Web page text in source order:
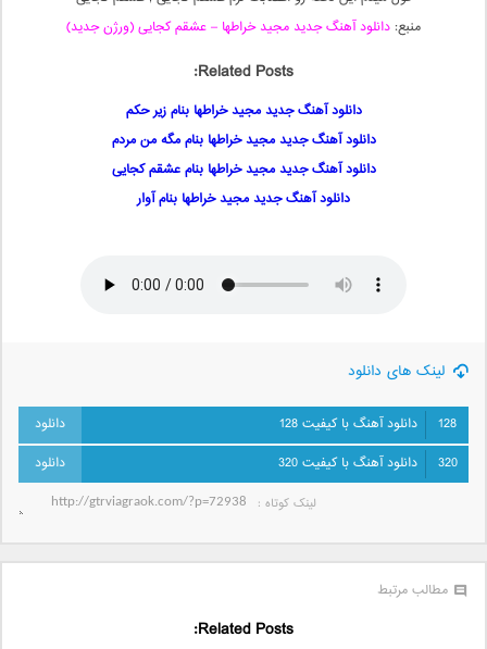
منبع: دانلود آهنگ جدید مجید خراطها – عشقم کجایی (ورژن جدید)
Related Posts:
دانلود آهنگ جدید مجید خراطها بنام زیر حکم
دانلود آهنگ جدید مجید خراطها بنام مگه من مردم
دانلود آهنگ جدید مجید خراطها بنام عشقم کجایی
دانلود آهنگ جدید مجید خراطها بنام آوار
لینک های دانلود
128
دانلود آهنگ با کیفیت 128
320
دانلود آهنگ با کیفیت 320
لینک کوتاه‌ :
مطالب مرتبط
Related Posts: